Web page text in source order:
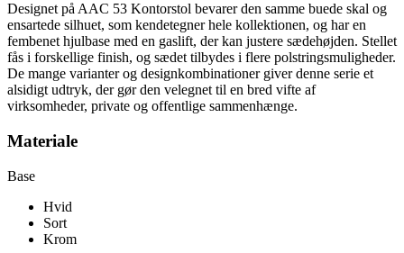
Designet på AAC 53 Kontorstol bevarer den samme buede skal og
ensartede silhuet, som kendetegner hele kollektionen, og har en
fembenet hjulbase med en gaslift, der kan justere sædehøjden. Stellet
fås i forskellige finish, og sædet tilbydes i flere polstringsmuligheder.
De mange varianter og designkombinationer giver denne serie et
alsidigt udtryk, der gør den velegnet til en bred vifte af
virksomheder, private og offentlige sammenhænge.
Materiale
Base
Hvid
Sort
Krom